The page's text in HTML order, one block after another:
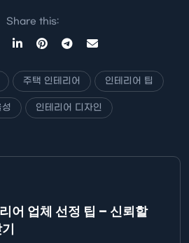
Share this:
주택 인테리어 인테리어 팁
인테리어 디자인
어 업체 선정 팁 – 신뢰할